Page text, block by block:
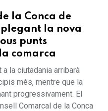
la Conca de
la nova
punts
comarca
la ciutadania arribarà
més, mentre que la
progressivament. El
Comarcal de la Conca